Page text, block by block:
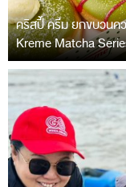
คริสปี้ ครีม ยกขบวนค
Kreme Matcha